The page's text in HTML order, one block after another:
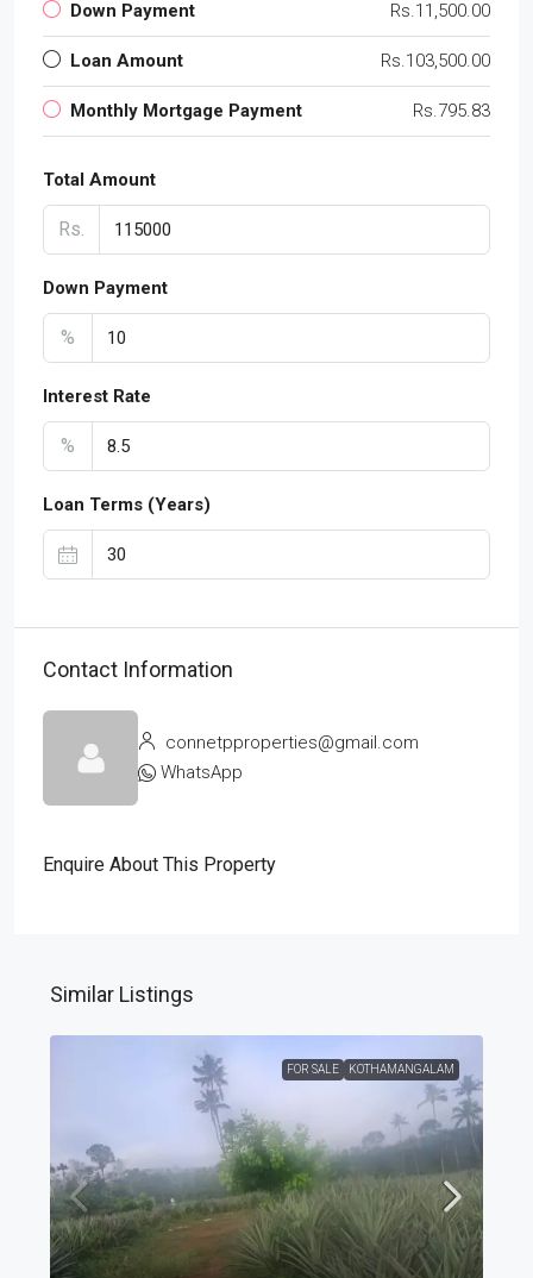
Down Payment Rs.11,500.00
Loan Amount Rs.103,500.00
Monthly Mortgage Payment Rs.795.83
Total Amount
Rs.
Down Payment
%
Interest Rate
%
Loan Terms (Years)
Contact Information
connetpproperties@gmail.com
WhatsApp
Enquire About This Property
Similar Listings
FOR SALE KOTHAMANGALAM